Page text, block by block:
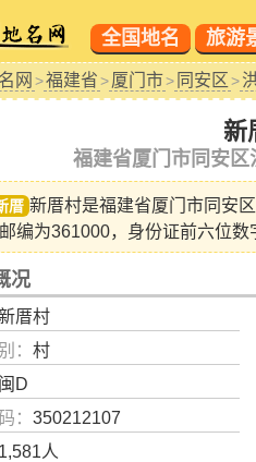
全国地名 旅游
网 >福建省>厦门市> 同安区 >
新
福建省厦门市同安区
厝 新厝村是福建省厦门市同安
编为361000，身份证前六位数
况
厝村
： 村
闽D
： 350212107
1,581人